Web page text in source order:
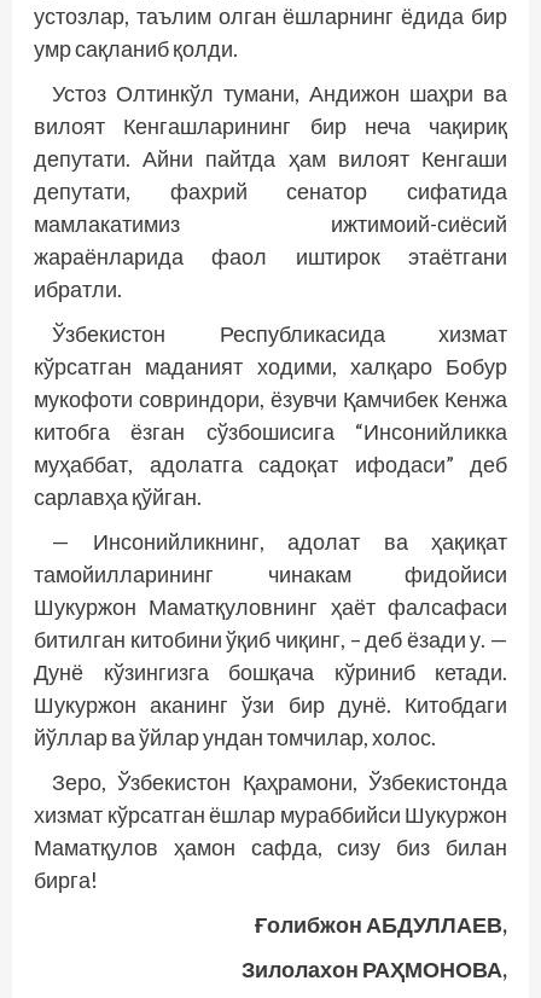
устозлар, таълим олган ёшларнинг ёдида бир
умр сақланиб қолди.
Устоз Олтинкўл тумани, Андижон шаҳри ва
вилоят Кенгашларининг бир неча чақириқ
депутати. Айни пайтда ҳам вилоят Кенгаши
депутати, фахрий сенатор сифатида
мамлакатимиз ижтимоий-сиёсий
жараёнларида фаол иштирок этаётгани
ибратли.
Ўзбекистон Республикасида хизмат
кўрсатган маданият ходими, халқаро Бобур
мукофоти совриндори, ёзувчи Қамчибек Кенжа
китобга ёзган сўзбошисига “Инсонийликка
муҳаббат, адолатга садоқат ифодаси” деб
сарлавҳа қўйган.
— Инсонийликнинг, адолат ва ҳақиқат
тамойилларининг чинакам фидойиси
Шукуржон Маматқуловнинг ҳаёт фалсафаси
битилган китобини ўқиб чиқинг, – деб ёзади у. —
Дунё кўзингизга бошқача кўриниб кетади.
Шукуржон аканинг ўзи бир дунё. Китобдаги
йўллар ва ўйлар ундан томчилар, холос.
Зеро, Ўзбекистон Қаҳрамони, Ўзбекистонда
хизмат кўрсатган ёшлар мураббийси Шукуржон
Маматқулов ҳамон сафда, сизу биз билан
бирга!
Ғолибжон АБДУЛЛАЕВ,
Зилолахон РАҲМОНОВА,